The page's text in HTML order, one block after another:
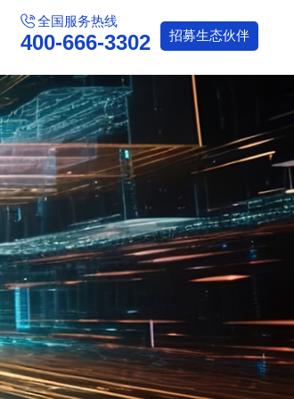
全国服务热线
400-666-3302 招募生态伙伴